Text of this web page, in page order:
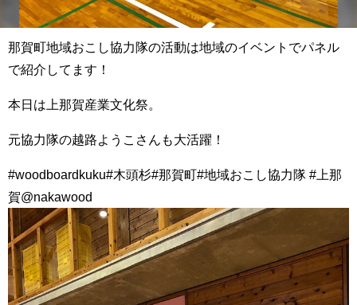
那賀町地域おこし協力隊の活動は地域のイベントでパネル
で紹介してます！
本日は上那賀産業文化祭。
元協力隊の越路ようこさんも大活躍！
#woodboardkuku#木頭杉#那賀町#地域おこし協力隊 #上那
賀@nakawood